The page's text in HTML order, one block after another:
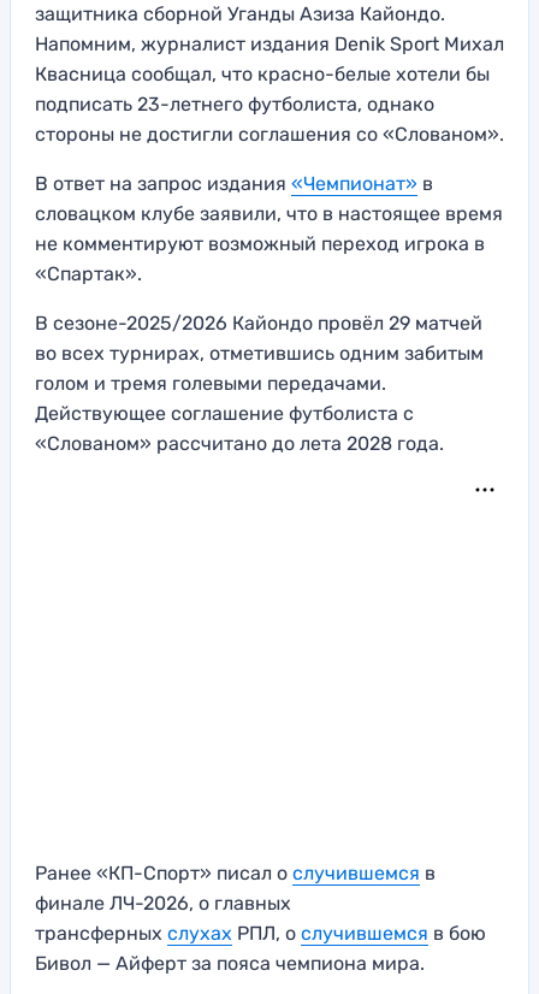
защитника сборной Уганды Азиза Кайондо.
Напомним, журналист издания Denik Sport Михал
Квасница сообщал, что красно-белые хотели бы
подписать 23-летнего футболиста, однако
стороны не достигли соглашения со «Слованом».
В ответ на запрос издания «Чемпионат» в
словацком клубе заявили, что в настоящее время
не комментируют возможный переход игрока в
«Спартак».
В сезоне-2025/2026 Кайондо провёл 29 матчей
во всех турнирах, отметившись одним забитым
голом и тремя голевыми передачами.
Действующее соглашение футболиста с
«Слованом» рассчитано до лета 2028 года.
Ранее «КП-Спорт» писал о случившемся в
финале ЛЧ-2026, о главных
трансферных слухах РПЛ, о случившемся в бою
Бивол — Айферт за пояса чемпиона мира.